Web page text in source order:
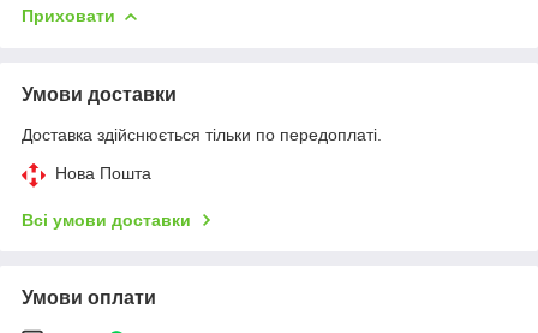
Приховати
Умови доставки
Доставка здійснюється тільки по передоплаті.
Нова Пошта
Всі умови доставки
Умови оплати